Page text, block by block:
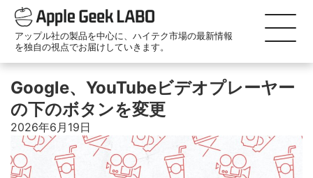
アップル社の製品を中心に、ハイテク市場の最新情報
を独自の視点でお届けしていきます。
Google、YouTubeビデオプレーヤー
の下のボタンを変更
2026年6月19日